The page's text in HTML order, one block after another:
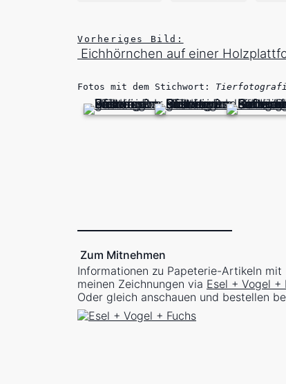
Vorheriges Bild:
Eichhörnchen auf einer
Fotos mit dem Stichwort:
Zum Mitnehmen
Informationen zu Papeterie-Artikeln mit
meinen Zeichnungen via Esel + Vogel +
Oder gleich anschauen und bestellen